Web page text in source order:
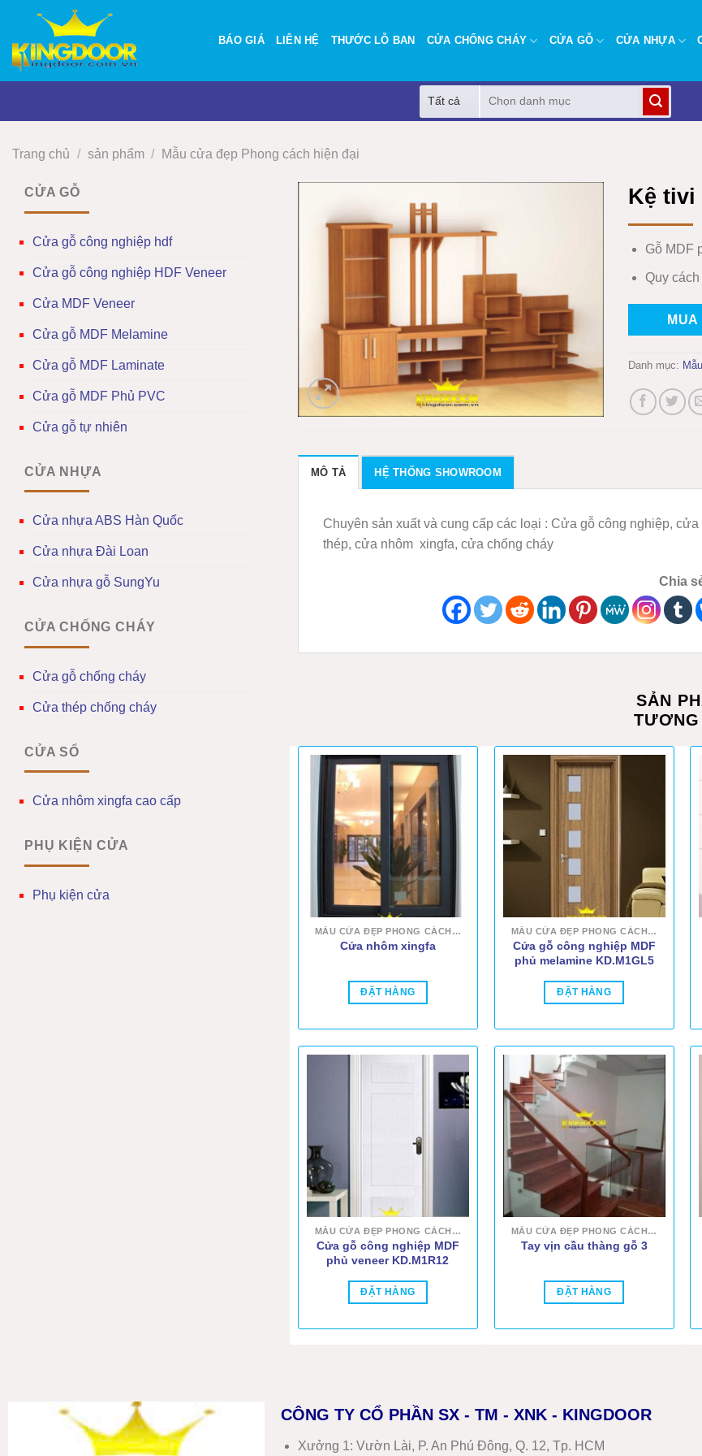
nội
dung
BÁO GIÁ LIÊN HỆ THƯỚC LỖ BAN CỬA CHỐNG CHÁY CỬA GỖ CỬA NHỰA
kiếm:
Trang chủ / sản phẩm / Mẫu cửa đẹp Phong cách hiện đại
CỬA GỖ
Cửa gỗ công nghiệp hdf
Cửa gỗ công nghiệp HDF Veneer
Cửa MDF Veneer
Cửa gỗ MDF Melamine
Cửa gỗ MDF Laminate
Cửa gỗ MDF Phủ PVC
Cửa gỗ tự nhiên
CỬA NHỰA
Cửa nhựa ABS Hàn Quốc
Cửa nhựa Đài Loan
Cửa nhựa gỗ SungYu
CỬA CHỐNG CHÁY
Cửa gỗ chống cháy
Cửa thép chống cháy
CỬA SỔ
Cửa nhôm xingfa cao cấp
PHỤ KIỆN CỬA
Phụ kiện cửa
Kệ tivi
Gỗ MDF
Quy
MUA
Danh mục:
MÔ TẢ HỆ THỐNG SHOWROOM
Chuyên sản xuất và cung cấp các loại : Cửa gỗ công nghiệp,
thép, cửa nhôm xingfa, cửa chống cháy
Chia
SẢN
MẪU CỬA ĐẸP PHONG CÁCH HIỆN ĐẠI
Cửa nhôm xingfa
ĐẶT HÀNG
MẪU CỬA ĐẸP PHONG CÁCH HIỆN ĐẠI
Cửa gỗ công nghiệp MDF
phủ melamine KD.M1GL5
ĐẶT HÀNG
MẪU CỬA ĐẸP PHONG CÁCH HIỆN ĐẠI
Cửa gỗ công nghiệp MDF
phủ veneer KD.M1R12
ĐẶT HÀNG
MẪU CỬA ĐẸP PHONG CÁCH HIỆN ĐẠI
Tay vịn cầu thàng gỗ 3
ĐẶT HÀNG
CÔNG TY CỔ PHẦN SX - TM - XNK - KINGDOOR
Xưởng 1: Vườn Lài, P. An Phú Đông, Q. 12, Tp. HCM